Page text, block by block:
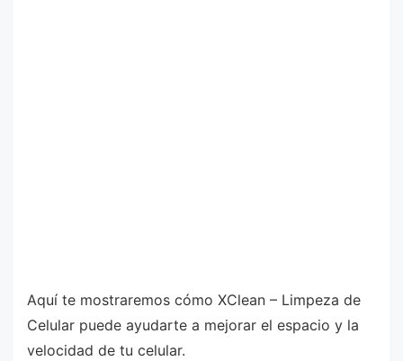
Aquí te mostraremos cómo XClean – Limpeza de
Celular puede ayudarte a mejorar el espacio y la
velocidad de tu celular.